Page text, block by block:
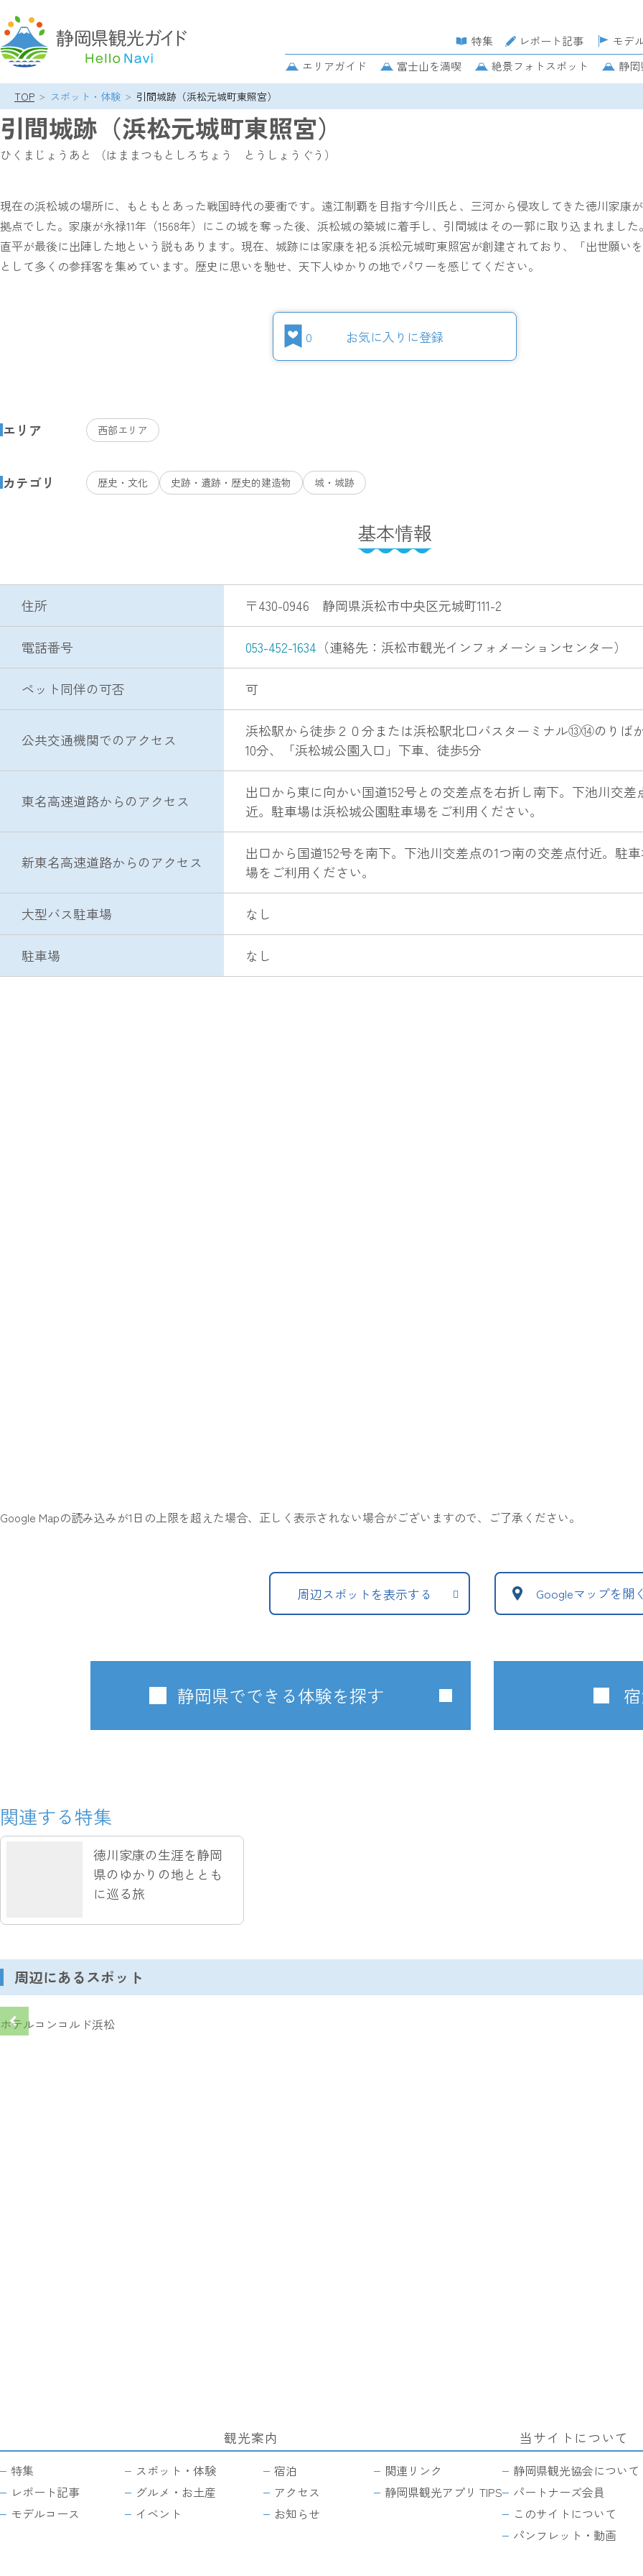
ロ
ー
ル
ナ
ビ
ゲ
ョ
ン
特集 レポート記事 モデ
サ
ビ
ゲ
ー
ン
エリアガイド 富士山を満喫 絶景フォトスポット 静岡
ン
ク
ズ
ト
TOP スポット・体験 引間城跡（浜松元城町東照宮）
引間城跡（浜松元城町東照宮）
ひくまじょうあと （はままつもとしろちょう とうしょうぐう）
現在の浜松城の場所に、もともとあった戦国時代の要衝です。遠江制覇を目指す今川氏と、三河から侵攻してきた徳川家康
拠点でした。家康が永禄11年（1568年）にこの城を奪った後、浜松城の築城に着手し、引間城はその一郭に取り込まれまし
直平が最後に出陣した地という説もあります。現在、城跡には家康を祀る浜松元城町東照宮が創建されており、「出世願い
として多くの参拝客を集めています。歴史に思いを馳せ、天下人ゆかりの地でパワーを感じてください。
0 お気に入りに登録
エリア 西部エリア
カテゴリ 歴史・文化 史跡・遺跡・歴史的建造物 城・城跡
基本情報
住所 〒430-0946 静岡県浜松市中央区元城町111-2
電話番号 053-452-1634 （連絡先：浜松市観光インフォメーションセンター）
ペット同伴の可否 可
公共交通機関でのアクセス
浜松駅から徒歩２０分または浜松駅北口バスターミナル⑬⑭のりば
10分、「浜松城公園入口」下車、徒歩5分
東名高速道路からのアクセス
出口から東に向かい国道152号との交差点を右折し南下。下池川交差
近。駐車場は浜松城公園駐車場をご利用ください。
新東名高速道路からのアクセス
出口から国道152号を南下。下池川交差点の1つ南の交差点付近。駐
場をご利用ください。
大型バス駐車場 なし
駐車場 なし
Google Mapの読み込みが1日の上限を超えた場合、正しく表示されない場合がございますので、ご了承ください。
周辺スポットを表示する Googleマップを開
静岡県でできる体験を探す
関連する特集
徳川家康の生涯を静岡
県のゆかりの地ととも
に巡る旅
周辺にあるスポット
ホテルコンコルド浜松
イ
ト
観光案内
特集
レポート記事
モデルコース
スポット・体験
グルメ・お土産
イベント
宿泊
アクセス
お知らせ
関連リンク
静岡県観光アプリ TIPS
当サイトについて
静岡県観光協会について
パートナーズ会員
このサイトについて
パンフレット・動画